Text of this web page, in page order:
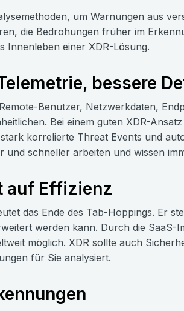
um Warnungen aus
die Bedrohungen früher im
Innenleben einer XDR-Lösung.
bessere
Benutzer, Netzwerkdaten,
Bei einem guten XDR-
korrelierte Threat Events und
und schneller arbeiten und wissen
auf Effizienz
das Ende des Tab-Hoppings. Er
werden kann. Durch die SaaS-
möglich. XDR sollte auch
für Sie analysiert.